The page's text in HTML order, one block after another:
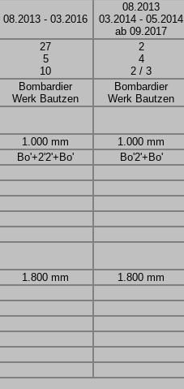
08.2013 - 03.2016
08.2013
03.2014 - 05.2014
ab 09.2017
27
5
10
2
4
2 / 3
Bombardier
Werk Bautzen
Bombardier
Werk Bautzen
1.000 mm
1.000 mm
Bo'+2'2'+Bo'
Bo'2'+Bo'
1.800 mm
1.800 mm